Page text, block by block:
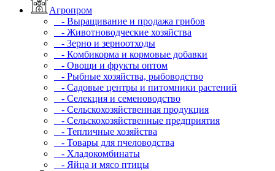
Агропром
- Выращивание и продажа грибов
- Животноводческие хозяйства
- Зерно и зерноотходы
- Комбикорма и кормовые добавки
- Овощи и фрукты оптом
- Рыбные хозяйства, рыбоводство
- Садовые центры и питомники растений
- Селекция и семеноводство
- Сельскохозяйственная продукция
- Сельскохозяйственные предприятия
- Тепличные хозяйства
- Товары для пчеловодства
- Хладокомбинаты
- Яйца и мясо птицы